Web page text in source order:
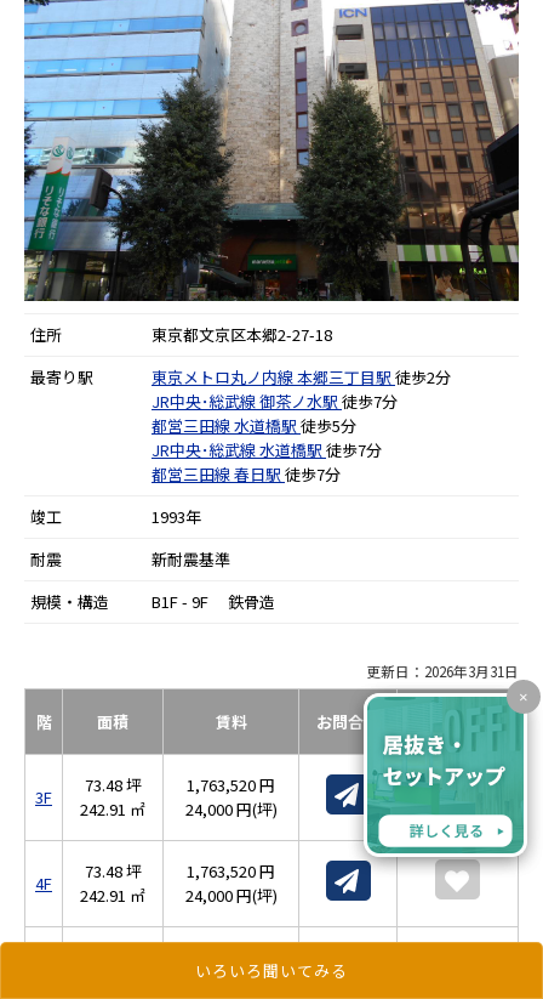
いろいろ聞いてみる
×
住所
東京都文京区本郷2-27-18
最寄り駅
東京メトロ丸ノ内線本郷三丁目駅 徒歩2分
JR中央･総武線御茶ノ水駅 徒歩7分
都営三田線水道橋駅 徒歩5分
JR中央･総武線水道橋駅 徒歩7分
都営三田線春日駅 徒歩7分
竣工
1993年
耐震
新耐震基準
規模・構造
B1F - 9F 鉄骨造
更新日：2026年3月31日
階 面積 賃料 お問合せ お気に入り
3F
73.48 坪
242.91 ㎡
1,763,520 円
24,000 円(坪)
4F
73.48 坪
242.91 ㎡
1,763,520 円
24,000 円(坪)
26,000 円(坪)